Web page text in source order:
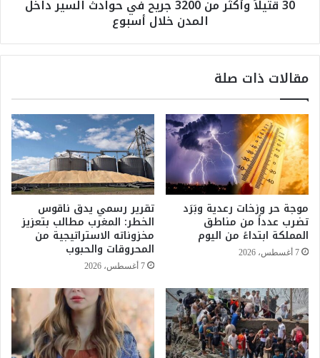
ق
ة
و
م
ك
ا
ف
ح
ة
ر
ئ
ق
ا
ل
غ
3
0
ج
ر
ي
ح
ي
ح
ث
ا
ل
س
ي
30 قتيلاً وأكثر من 3200 جريح في حوادث السير داخل
المدن خلال أسبوع
مقالات ذات صلة
موجة حر وزخات رعدية وبَرَد
تضرب عدداً من مناطق
المملكة ابتداءً من اليوم
7 أغسطس، 2026
تقرير رسمي يدق ناقوس
الخطر: المغرب مطالب بتعزيز
مخزوناته الاستراتيجية من
المحروقات والحبوب
7 أغسطس، 2026